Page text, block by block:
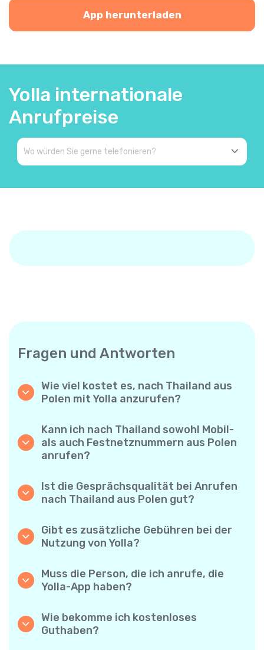
App herunterladen
Yolla internationale
Anrufpreise
Fragen und Antworten
Wie viel kostet es, nach Thailand aus
Polen mit Yolla anzurufen?
Anrufe nach Thailand. Prüfen Sie einfach die
aktuellen Tarife in der App – keine
versteckten Gebühren, keine
Überraschungen.
Kann ich nach Thailand sowohl Mobil-
als auch Festnetznummern aus Polen
anrufen?
Mobiltelefone und Festnetzanschlüsse nach
Thailand anrufen.
Ist die Gesprächsqualität bei Anrufen
nach Thailand aus Polen gut?
zuverlässige Sprachqualität – Ihre Gespräche
klingen wie Ortsgespräche.
Gibt es zusätzliche Gebühren bei der
Nutzung von Yolla?
Minutenpreise und keine versteckten
Gebühren. Keine monatlichen Abonnements
oder Verbindungsgebühren.
Muss die Person, die ich anrufe, die
Yolla-App haben?
Telefonnummer anrufen, auch wenn die
andere Person Yolla nicht verwendet. Aber:
Yolla-zu-Yolla-Anrufe sind völlig kostenlos,
Wie bekomme ich kostenloses
Guthaben?